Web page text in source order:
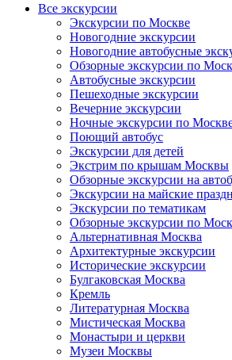
Все экскурсии
Экскурсии по Москве
Новогодние экскурсии
Новогодние автобусные
Обзорные экскурсии по
Автобусные экскурсии
Пешеходные экскурсии
Вечерние экскурсии
Ночные экскурсии по
Поющий автобус
Экскурсии для детей
Экстрим по крышам Москвы
Обзорные экскурсии на
Экскурсии на майские
Экскурсии по тематикам
Обзорные экскурсии по
Альтернативная Москва
Архитектурные экскурсии
Исторические экскурсии
Булгаковская Москва
Кремль
Литературная Москва
Мистическая Москва
Монастыри и церкви
Музеи Москвы